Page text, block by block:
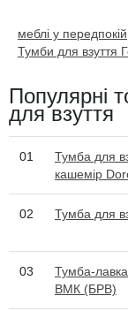
меблі у передпокій
Тумби для взуття
Популярні
для взуття
01
Тумба для
кашемір
02 Тумба для
03
Тумба-
ВМК (БРВ)